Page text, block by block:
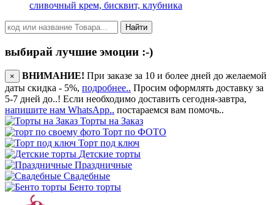
сливочный крем, бисквит, клубника
Найти
выбирай лучшие эмоции :-)
× ВНИМАНИЕ! При заказе за 10 и более дней до желаемой
даты скидка - 5%, подробнее.. Просим оформлять доставку за
5-7 дней до..! Если необходимо доставить сегодня-завтра,
напишите нам WhatsApp.. постараемся вам помочь..
Торты на Заказ
Торт по ФОТО
Торт под ключ
Детские торты
Праздничные
Свадебные
Бенто торты